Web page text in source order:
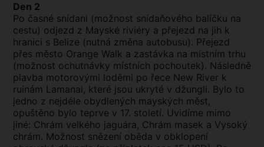
Den 2
Po časné snídani (možnost snídaňového balíčku na
cestu) odjezd z Mayské riviéry a přejezd na jih k
hranici s Belize (nutná změna autobusu). Přejezd
přes město Orange Walk a zastávka na místním trhu
(možnost ochutnávky místních pochoutek). Následně
plavba motorovými loděmi po řece New River k
ruinám Lamanai, které jsou ukryté v džungli. Bylo to
jedno z nejdéle obydlených mayských měst,
opuštěno bylo teprve v 17. století. Uvidíme mimo
jiné: Chrám velkého jaguára, Chrám masek a Vysoký
chrám. Možnost snězení oběda v obklopení